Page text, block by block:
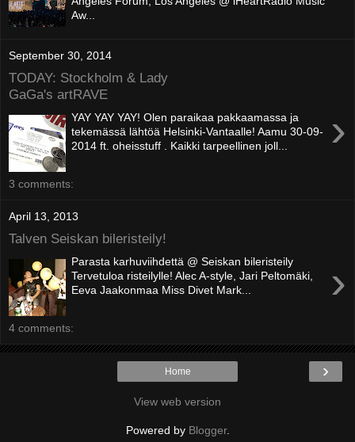
Aw...
September 30, 2014
TODAY: Stockholm & Lady
GaGa's artRAVE
›
YAY YAY YAY! Olen paraikaa pakkaamassa ja
tekemässä lähtöä Helsinki-Vantaalle! Aamu 30-09-
2014 ft. oheisstuff . Kaikki tarpeellinen joll...
3 comments:
April 13, 2013
Talven Seiskan bileristeily!
›
Parasta karhuviihdettä @ Seiskan bileristeily
Tervetuloa risteilylle! Alec A-style, Jari Peltomäki,
Eeva Jaakonmaa Miss Divet Mark...
4 comments:
›
Home
View web version
Powered by Blogger.